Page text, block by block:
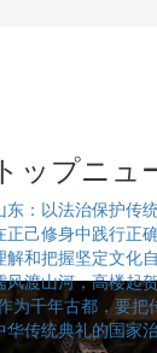
トップニュ
东：以法治保护传
正己修身中践行正
解和把握坚定文化
风渡山河，高楼起
为千年古都，要把
华传统典礼的国家